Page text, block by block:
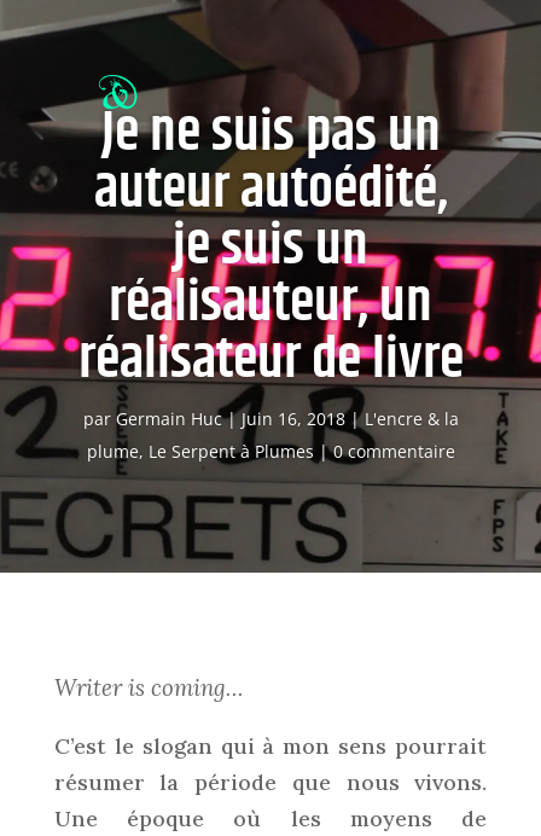
Je ne suis pas un
auteur autoédité,
je suis un
réalisauteur, un
réalisateur de livre
par Germain Huc|Juin 16, 2018|L'encre & la
plume, Le Serpent à Plumes |0 commentaire
Writer is coming…
C’est le slogan qui à mon sens pourrait
résumer la période que nous vivons.
Une époque où les moyens de